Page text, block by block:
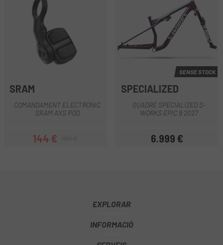
SRAM
COMANDAMENT ELECTRONIC
SRAM AXS POD
Preu
144 €Preu regular
SENSE STOCK
SPECIALIZED
QUADRE SPECIALIZED S-
WORKS EPIC 9 2027
Preu
6.999 €
EXPLORAR
INFORMACIÓ